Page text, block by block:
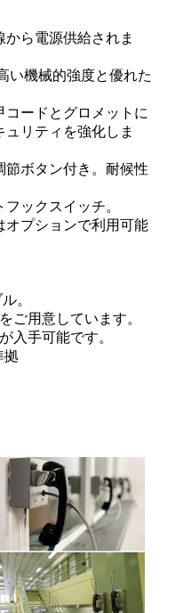
ら電源供給されま
い機械的強度と優れた
コードとグロメットに
リティを強化しま
節ボタン付き。耐候性
ックスイッチ。
オプションで利用可能
。
ご用意しています。
入手可能です。
拠